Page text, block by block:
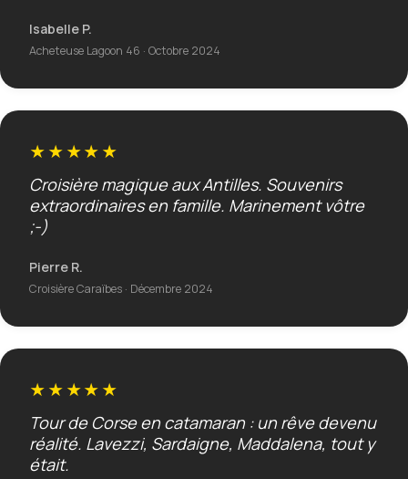
Isabelle P.
Acheteuse Lagoon 46 · Octobre 2024
★★★★★
Croisière magique aux Antilles. Souvenirs
extraordinaires en famille. Marinement vôtre
;-)
Pierre R.
Croisière Caraïbes · Décembre 2024
★★★★★
Tour de Corse en catamaran : un rêve devenu
réalité. Lavezzi, Sardaigne, Maddalena, tout y
était.